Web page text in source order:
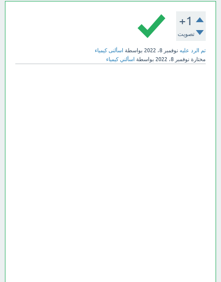
+1
تصويت
تم الرد عليه نوفمبر 8، 2022 بواسطة اسألنى كيمياء
مختارة نوفمبر 8، 2022 بواسطة اسألني كيمياء